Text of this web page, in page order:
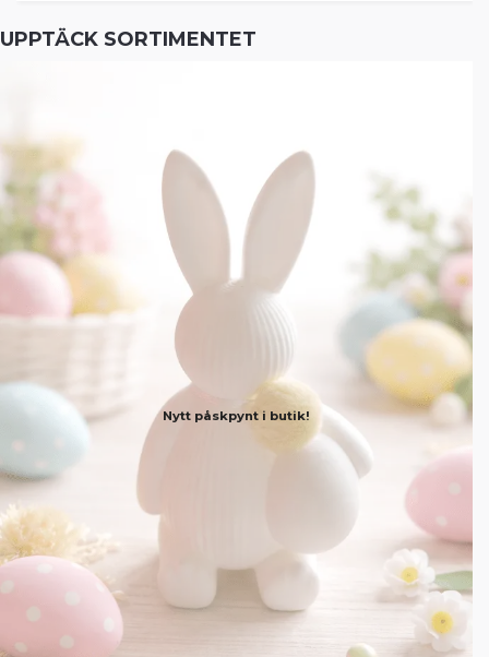
UPPTÄCK SORTIMENTET
Nytt påskpynt i butik!